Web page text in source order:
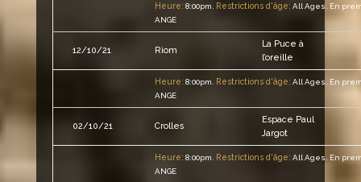
Heure: 8:00pm. Restrictions d'âge: All Ages.
En
ANGE
12/10/21 Riom
La Puce à
l’oreille
Heure: 8:00pm. Restrictions d'âge: All Ages.
En
ANGE
02/10/21 Crolles
Espace Paul
Jargot
Heure: 8:00pm. Restrictions d'âge: All Ages.
En
ANGE